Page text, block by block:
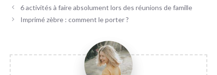
6 activités à faire absolument lors des réunions de famille
Imprimé zèbre : comment le porter ?